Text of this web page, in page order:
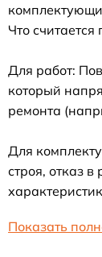
Что
Для работ:
который
ремонта
Для
строя, отказ в
Показать